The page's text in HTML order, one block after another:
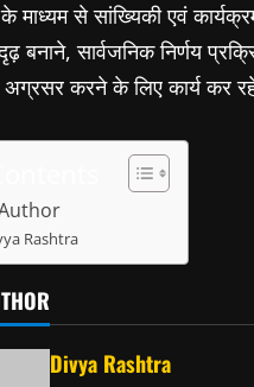
से सांख्यिकी एवं
बनाने, सार्वजनिक निर्णय
अग्रसर करने के लिए कार्य कर
Rashtra
Divya Rashtra